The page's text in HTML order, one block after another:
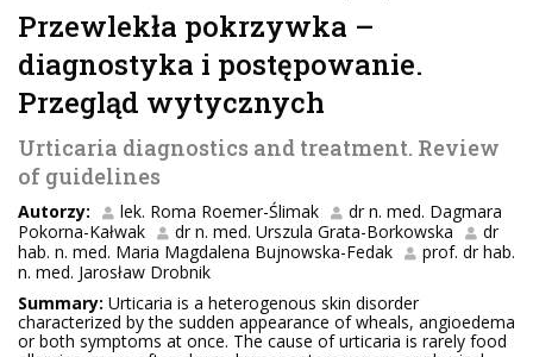
Przewlekła pokrzywka –
diagnostyka i postępowanie.
Przegląd wytycznych
Urticaria diagnostics and treatment. Review
of guidelines
Autorzy: lek. Roma Roemer-Ślimak
dr n. med. Dagmara
Pokorna-Kałwak
dr n. med. Urszula Grata-Borkowska
dr
hab. n. med. Maria Magdalena Bujnowska-Fedak
prof. dr hab.
n. med. Jarosław Drobnik
Summary: Urticaria is a heterogenous skin disorder
characterized by the sudden appearance of wheals, angioedema
or both symptoms at once. The cause of urticaria is rarely food